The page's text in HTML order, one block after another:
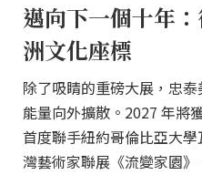
邁向下一個十年
洲文化座標
除了吸睛的重磅大展，忠
能量向外擴散。2027 年將
首度聯手紐約哥倫比亞大
灣藝術家聯展《流變家園